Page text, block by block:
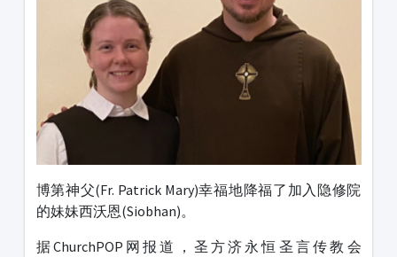
博第神父(Fr. Patrick Mary)幸福地降福了加入隐修院
的妹妹西沃恩(Siobhan)。
据ChurchPOP网报道，圣方济永恒圣言传教会